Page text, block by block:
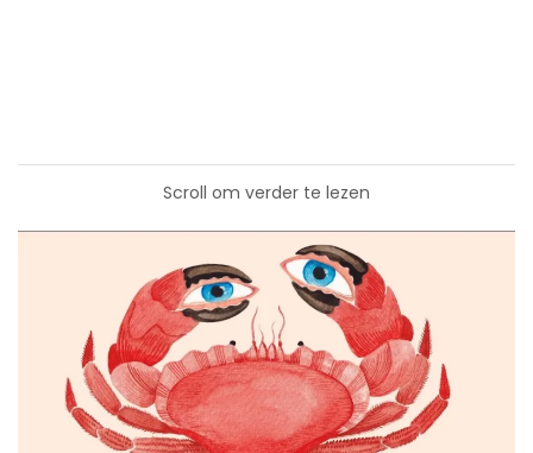
Scroll om verder te lezen